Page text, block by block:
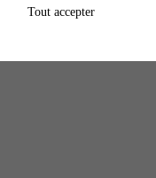
Tout accepter